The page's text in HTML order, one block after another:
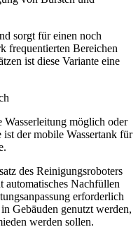
sorgt für einen noch
frequentierten Bereichen
ist diese Variante eine
möglich oder
der mobile Wassertank für
des Reinigungsroboters
automatisches Nachfüllen
erforderlich
Gebäuden genutzt werden,
werden sollen.